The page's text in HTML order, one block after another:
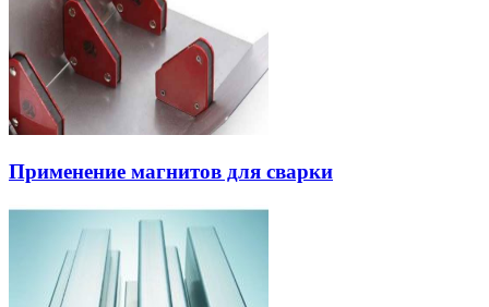
Применение магнитов для сварки